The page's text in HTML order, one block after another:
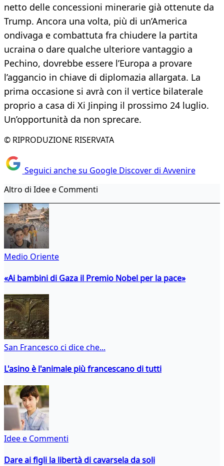
netto delle concessioni minerarie già ottenute da
Trump. Ancora una volta, più di un’America
ondivaga e combattuta fra chiudere la partita
ucraina o dare qualche ulteriore vantaggio a
Pechino, dovrebbe essere l’Europa a provare
l’aggancio in chiave di diplomazia allargata. La
prima occasione si avrà con il vertice bilaterale
proprio a casa di Xi Jinping il prossimo 24 luglio.
Un’opportunità da non sprecare.
© RIPRODUZIONE RISERVATA
Seguici anche su Google Discover di Avvenire
Altro di Idee e Commenti
Medio Oriente
«Ai bambini di Gaza il Premio Nobel per la pace»
San Francesco ci dice che...
L'asino è l'animale più francescano di tutti
Idee e Commenti
Dare ai figli la libertà di cavarsela da soli